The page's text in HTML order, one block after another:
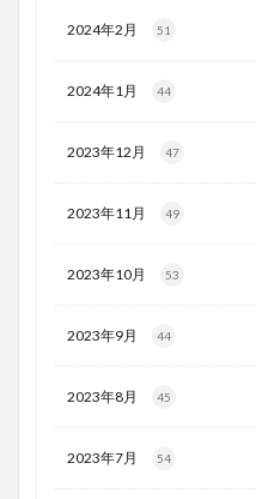
2024年2月 51
2024年1月 44
2023年12月 47
2023年11月 49
2023年10月 53
2023年9月 44
2023年8月 45
2023年7月 54